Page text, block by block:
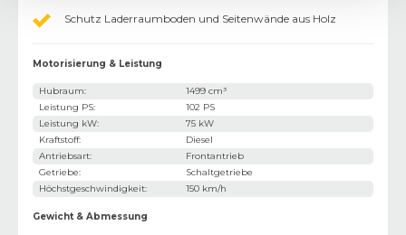
Schutz Laderraumboden und Seitenwände aus Holz
Motorisierung & Leistung
Hubraum:
1499 cm³
Leistung PS:
102 PS
Leistung kW:
75 kW
Kraftstoff:
Diesel
Antriebsart:
Frontantrieb
Getriebe:
Schaltgetriebe
Höchstgeschwindigkeit: 150 km/h
Gewicht & Abmessung